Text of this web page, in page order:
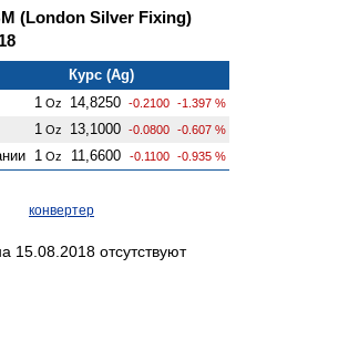
(London Silver Fixing)
Курс (Ag)
1 Oz 14,8250 -0.2100 -1.397 %
1 Oz 13,1000 -0.0800 -0.607 %
1 Oz 11,6600 -0.1100 -0.935 %
конвертер
15.08.2018 отсутствуют